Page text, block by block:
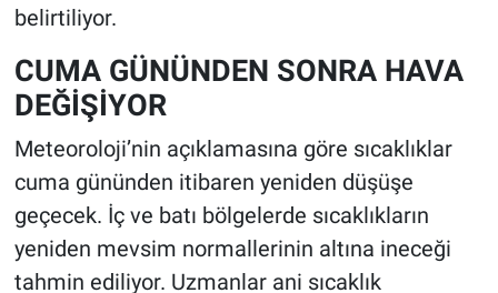
belirtiliyor.
CUMA GÜNÜNDEN SONRA HAVA
DEĞİŞİYOR
Meteoroloji’nin açıklamasına göre sıcaklıklar
cuma gününden itibaren yeniden düşüşe
geçecek. İç ve batı bölgelerde sıcaklıkların
yeniden mevsim normallerinin altına ineceği
tahmin ediliyor. Uzmanlar ani sıcaklık